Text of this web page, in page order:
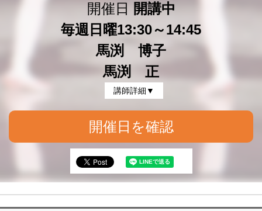
開催日
開講中
毎週日曜13:30～14:45
馬渕 博子
馬渕 正
講師詳細▼
開催日を確認